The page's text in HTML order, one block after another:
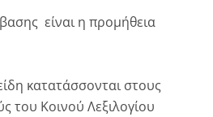
είναι η προμήθεια
κατατάσσονται στους
του Κοινού Λεξιλογίου